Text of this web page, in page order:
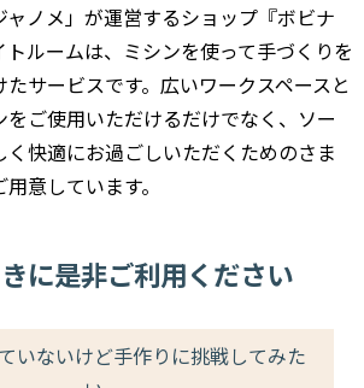
ャノメ」が運営するショップ『ボビナ
ルームは、ミシンを使って手づくりを
サービスです。広いワークスペースと
ご使用いただけるだけでなく、ソー
快適にお過ごしいただくためのさま
意しています。
に是非ご利用ください
いないけど手作りに挑戦してみた